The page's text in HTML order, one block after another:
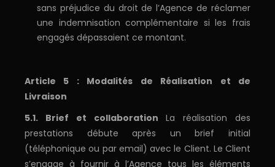
sans préjudice du droit de l’Agence de réclamer
une indemnisation complémentaire si les frais
engagés dépassaient ce montant.
Article 5 : Modalités de Réalisation et de
Livraison
5.1. Brief et collaboration La réalisation des
prestations débute après un brief initial
(téléphonique ou par email) avec le Client. Le Client
s’engage à fournir à l’Agence tous les éléments